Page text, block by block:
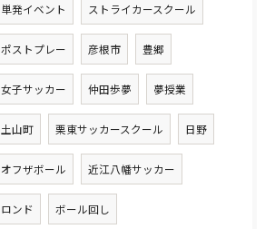
単発イベント ストライカースクール
ポストプレー 彦根市 豊郷
女子サッカー 仲田歩夢 夢授業
土山町 栗東サッカースクール 日野
オフザボール 近江八幡サッカー
ロンド ボール回し